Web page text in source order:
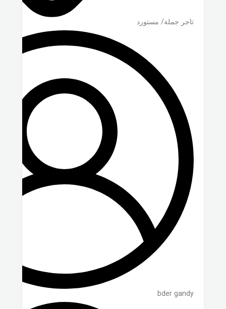
تاجر جملة/ مستورد
bder gandy